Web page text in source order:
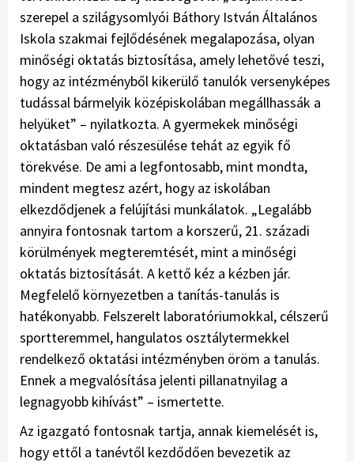
szerepel a szilágysomlyói Báthory István Általános
Iskola szakmai fejlődésének megalapozása, olyan
minőségi oktatás biztosítása, amely lehetővé teszi,
hogy az intézményből kikerülő tanulók versenyképes
tudással bármelyik középiskolában megállhassák a
helyüket” – nyilatkozta. A gyermekek minőségi
oktatásban való részesülése tehát az egyik fő
törekvése. De ami a legfontosabb, mint mondta,
mindent megtesz azért, hogy az iskolában
elkezdődjenek a felújítási munkálatok. „Legalább
annyira fontosnak tartom a korszerű, 21. századi
körülmények megteremtését, mint a minőségi
oktatás biztosítását. A kettő kéz a kézben jár.
Megfelelő környezetben a tanítás-tanulás is
hatékonyabb. Felszerelt laboratóriumokkal, célszerű
sportteremmel, hangulatos osztálytermekkel
rendelkező oktatási intézményben öröm a tanulás.
Ennek a megvalósítása jelenti pillanatnyilag a
legnagyobb kihívást” – ismertette.
Az igazgató fontosnak tartja, annak kiemelését is,
hogy ettől a tanévtől kezdődően bevezetik az